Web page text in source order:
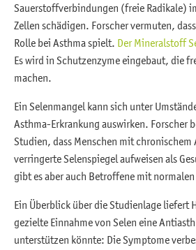
Sauerstoffverbindungen (freie Radikale)
Zellen schädigen. Forscher vermuten,
Rolle bei Asthma spielt. Der Mineralstoff
Es wird in Schutzenzyme eingebaut, die
machen.
Ein Selenmangel kann sich unter
Asthma-Erkrankung auswirken. Forscher
Studien, dass Menschen mit chronischem
verringerte Selenspiegel aufweisen als
gibt es aber auch Betroffene mit
Ein Überblick über die Studienlage liefert
gezielte Einnahme von Selen eine
unterstützen könnte: Die Symptome